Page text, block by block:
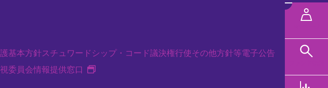
メ
を
基本方針スチュワードシップ・コード議決権行使その他方針等電子公告
委員会情報提供窓口